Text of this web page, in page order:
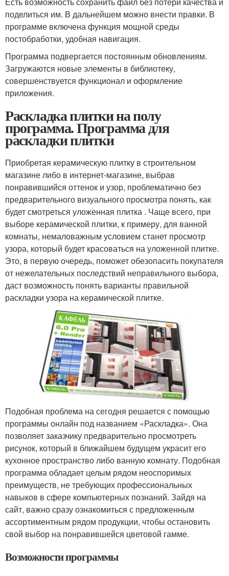
поделиться им. В дальнейшем можно внести правки. В
программе включена функция мощной среды
постобработки, удобная навигация.
Программа подвергается постоянным обновлениям.
Загружаются новые элементы в библиотеку,
совершенствуется функционал и оформление
приложения.
Раскладка плитки на полу
программа. Программа для
раскладки плитки
Приобретая керамическую плитку в строительном
магазине либо в интернет-магазине, выбрав
понравившийся оттенок и узор, проблематично без
предварительного визуального просмотра понять, как
будет смотреться уложенная плитка . Чаще всего, при
выборе керамической плитки, к примеру, для ванной
комнаты, немаловажным условием станет просмотр
узора, который будет красоваться на уложенной плитке.
Это, в первую очередь, поможет обезопасить покупателя
от нежелательных последствий неправильного выбора,
даст возможность понять варианты правильной
раскладки узора на керамической плитке.
Подобная проблема на сегодня решается с помощью
программы онлайн под названием «Раскладка». Она
позволяет заказчику предварительно просмотреть
рисунок, который в ближайшем будущем украсит его
кухонное пространство либо ванную комнату. Подобная
программа обладает целым рядом неоспоримых
преимуществ, не требующих профессиональных
навыков в сфере компьютерных познаний. Зайдя на
сайт, важно сразу ознакомиться с предложенным
ассортиментным рядом продукции, чтобы остановить
свой выбор на понравившейся цветовой гамме.
Возможности программы